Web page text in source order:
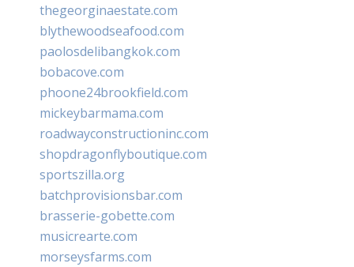
thegeorginaestate.com
blythewoodseafood.com
paolosdelibangkok.com
bobacove.com
phoone24brookfield.com
mickeybarmama.com
roadwayconstructioninc.com
shopdragonflyboutique.com
sportszilla.org
batchprovisionsbar.com
brasserie-gobette.com
musicrearte.com
morseysfarms.com